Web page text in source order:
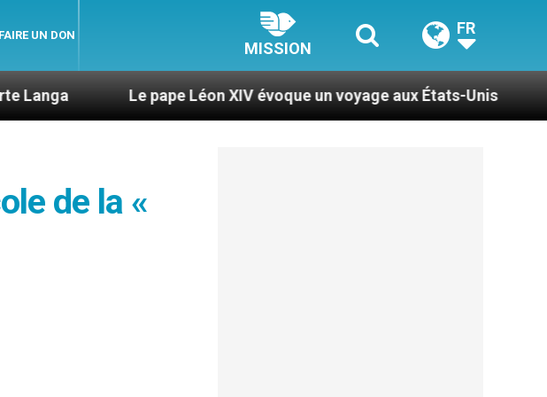
FAIRE UN DON
MISSION
FR
Le pape Léon XIV évoque un voyage aux États-Unis Le pape
de la «